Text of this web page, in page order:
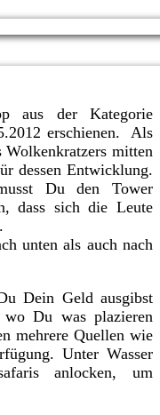
aus der Kategorie
erschienen. Als
Wolkenkratzers mitten
dessen Entwicklung.
Du den Tower
dass sich die Leute
unten als auch nach
Dein Geld ausgibst
wo Du was plazieren
mehrere Quellen wie
Unter Wasser
anlocken, um